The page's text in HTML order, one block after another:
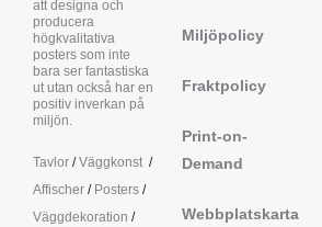
att designa och
producera
högkvalitativa
posters som inte
bara ser fantastiska
ut utan också har en
positiv inverkan på
miljön.
Tavlor /Väggkonst /
Affischer / Posters /
Väggdekoration /
Miljöpolicy
Fraktpolicy
Print-on-
Demand
Webbplatskarta